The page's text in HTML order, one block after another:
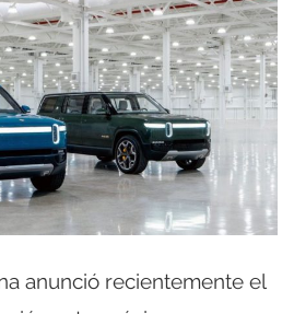
anunció recientemente el